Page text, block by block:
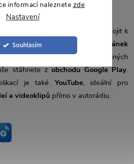
informací naleznete zde
Nastavení
Souhlasím
snadno připojit k
prohlížení webových stránek
Google Chrome
nebo jiných
stáhnete zobchodu Google Play.
je takéYouTube, ideální pro
a videoklipů přímo v autorádiu.